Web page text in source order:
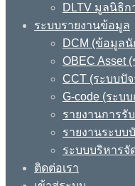
DLTV มูลนิธิก
ระบบรายงานข้อมูล
DCM (ข้อมูล
OBEC Asset
CCT (ระบบปั
G-code (ระบ
รายงานการรั
รายงานระบบ
ระบบบริหารจั
ติดต่อเรา